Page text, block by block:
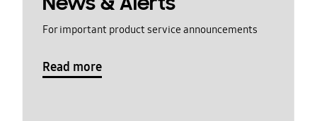
For important product service announcements
Read more